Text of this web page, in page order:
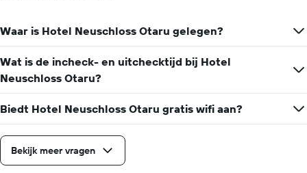
Waar is Hotel Neuschloss Otaru gelegen?
Wat is de incheck- en uitchecktijd bij Hotel
Neuschloss Otaru?
Biedt Hotel Neuschloss Otaru gratis wifi aan?
Bekijk meer vragen